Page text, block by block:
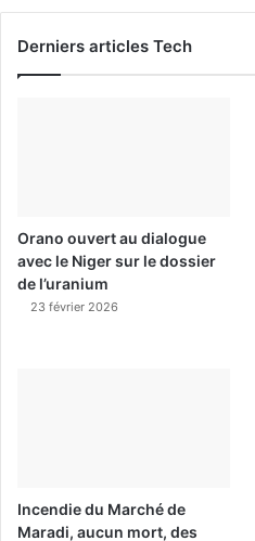
Derniers articles Tech
Orano ouvert au dialogue
avec le Niger sur le dossier
de l’uranium
23 février 2026
Incendie du Marché de
Maradi, aucun mort, des